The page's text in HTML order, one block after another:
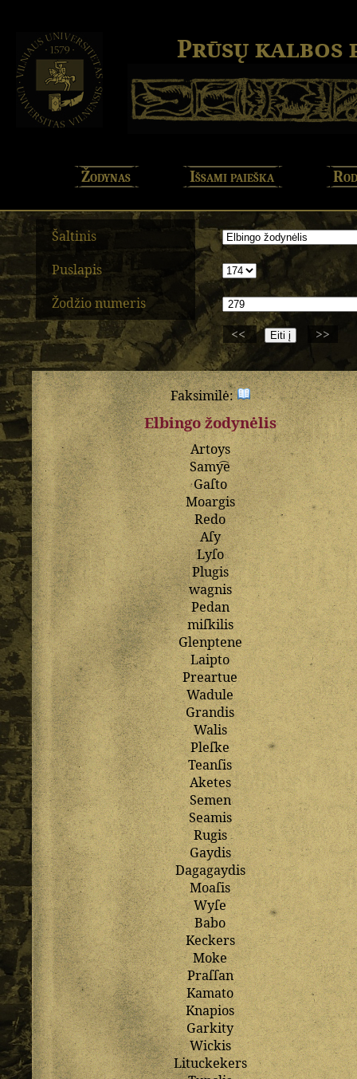
Prūsų kalbos
Žodynas Išsami paieška
Šaltinis
Puslapis
Žodžio numeris
<<
>>
Faksimilė:
Elbingo žodynėlis
Artoys
Samy͡e
Gaſto
Moargis
Redo
Aſy
Lyſo
Plugis
wagnis
Pedan
miſkilis
Glenptene
Laipto
Preartue
Wadule
Grandis
Walis
Pleſke
Teanſis
Aketes
Semen
Seamis
Rugis
Gaydis
Dagagaydis
Moaſis
Wyſe
Babo
Keckers
Moke
Praſſan
Kamato
Knapios
Garkity
Wickis
Lituckekers